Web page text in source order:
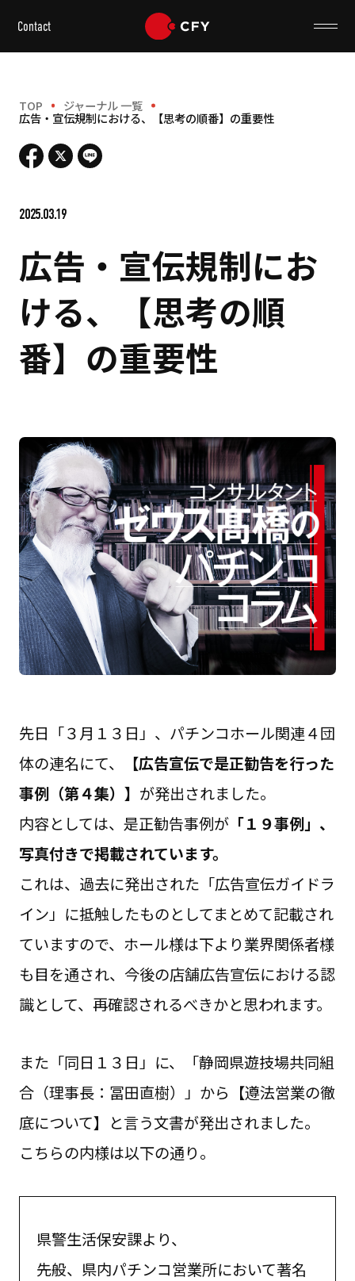
Contact
TOP ジャーナル 一覧
広告・宣伝規制における、【思考の順番】の重要性
2025.03.19
広告・宣伝規制にお
ける、【思考の順
番】の重要性
先日「３月１３日」、パチンコホール関連４団
体の連名にて、
【広告宣伝で是正勧告を行った
事例（第４集）】 が発出されました。
内容としては、是正勧告事例が「１９事例」、
写真付きで掲載されています。
これは、過去に発出された「広告宣伝ガイドラ
イン」に抵触したものとしてまとめて記載され
ていますので、ホール様は下より業界関係者様
も目を通され、今後の店舗広告宣伝における認
識として、再確認されるべきかと思われます。
また「同日１３日」に、「静岡県遊技場共同組
合（理事長：冨田直樹）」から【遵法営業の徹
底について】と言う文書が発出されました。
こちらの内様は以下の通り。
県警生活保安課より、
先般、県内パチンコ営業所において著名